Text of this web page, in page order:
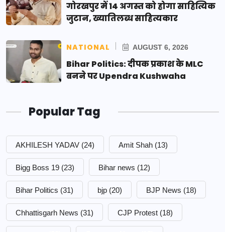
गोरखपुर में 14 अगस्त को होगा साहित्यिक
जुटान, ख्यातिलब्ध साहित्यकार
NATIONAL AUGUST 6, 2026
Bihar Politics: दीपक प्रकाश के MLC
बनने पर Upendra Kushwaha
Popular Tag
AKHILESH YADAV (24) Amit Shah (13)
Bigg Boss 19 (23) Bihar news (12)
Bihar Politics (31) bjp (20) BJP News (18)
Chhattisgarh News (31) CJP Protest (18)